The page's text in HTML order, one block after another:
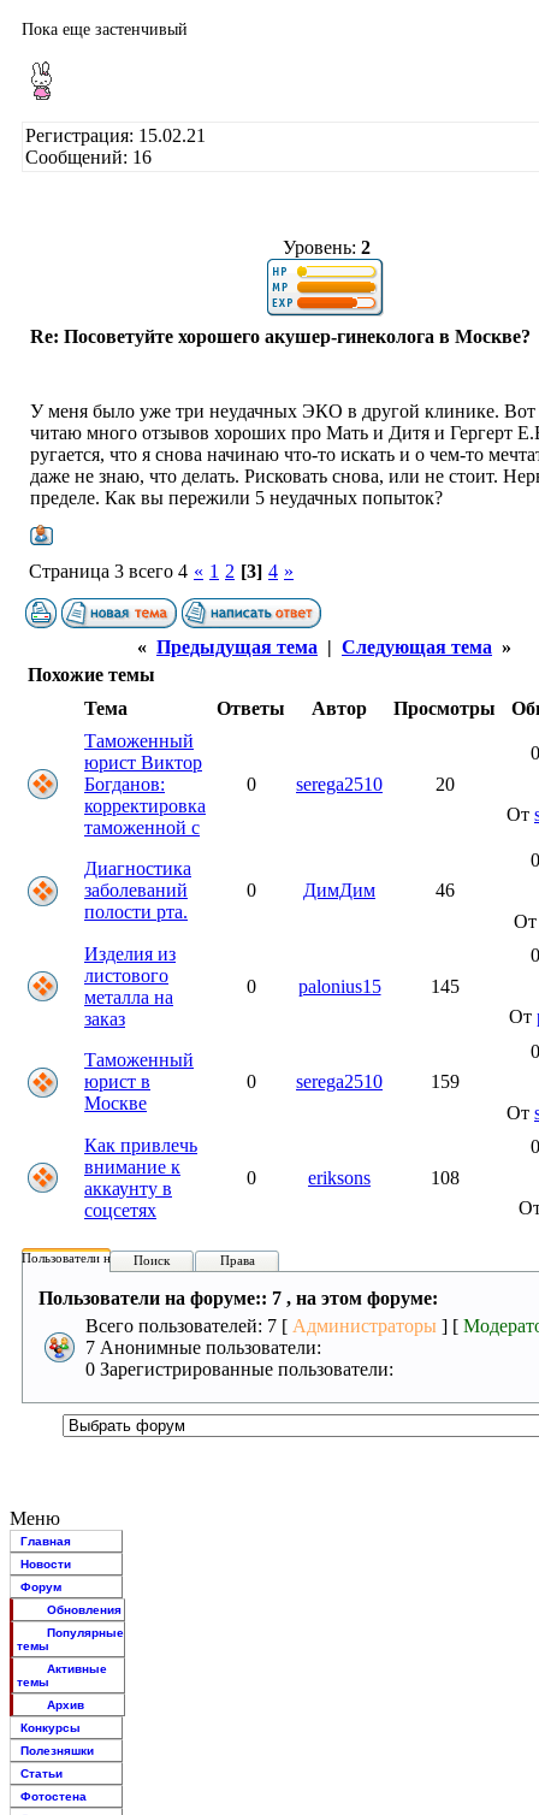
Пока еще застенчивый
Регистрация: 15.02.21
Сообщений: 16
Уровень: 2
Re: Посоветуйте хорошего акушер-гинеколога в Москве?
У меня было уже три неудачных ЭКО в другой клинике. Вот
читаю много отзывов хороших про Мать и Дитя и Гергерт
ругается, что я снова начинаю что-то искать и о чем-то
даже не знаю, что делать. Рисковать снова, или не стоит.
пределе. Как вы пережили 5 неудачных попыток?
Страница 3 всего 4 « 1 2 [3] 4 »
« Предыдущая тема | Следующая тема »
Похожие темы
Тема
Ответы Автор Просмотры
Таможенный
юрист Виктор
Богданов:
корректировка
таможенной с
0 serega2510 20
От
Диагностика
заболеваний
полости рта.
0 ДимДим 46
Изделия из
листового
металла на
заказ
0 palonius15 145
От
Таможенный
юрист в
Москве
0 serega2510 159
От
Как привлечь
внимание к
аккаунту в
соцсетях
0 eriksons 108
Пользователи на форуме:
Поиск Права
Пользователи на форуме:: 7 , на этом форуме:
Всего пользователей: 7 [ Администраторы ] [
7 Анонимные пользователи:
0 Зарегистрированные пользователи:
Меню
Главная
Новости
Форум
Обновления
Популярные
темы
Активные
темы
Архив
Конкурсы
Полезняшки
Статьи
Фотостена